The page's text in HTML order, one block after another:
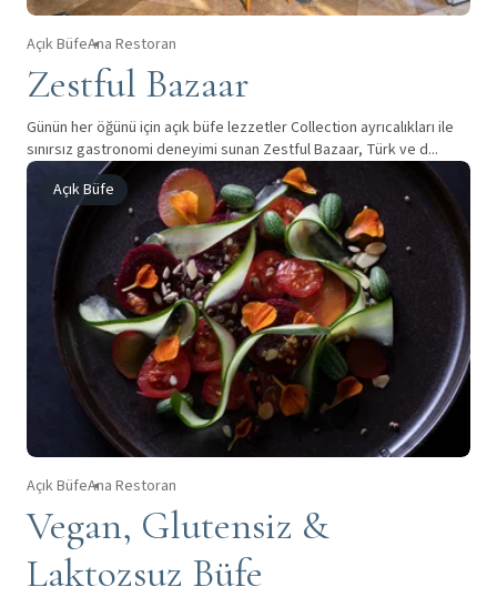
Açık BüfeAna Restoran
Zestful Bazaar
Günün her öğünü için açık büfe lezzetler Collection ayrıcalıkları ile
sınırsız gastronomi deneyimi sunan Zestful Bazaar, Türk ve d...
Açık Büfe
Açık BüfeAna Restoran
Vegan, Glutensiz &
Laktozsuz Büfe